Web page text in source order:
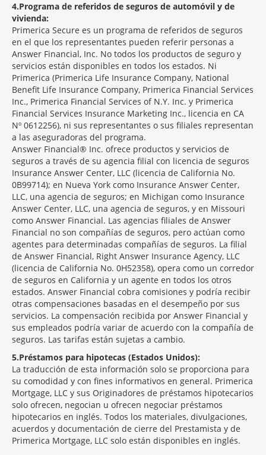
4 Programa de referidos de seguros de automóvil y de
vivienda:
Primerica Secure es un programa de referidos de seguros
en el que los representantes pueden referir personas a
Answer Financial, Inc. No todos los productos de seguro y
servicios están disponibles en todos los estados. Ni
Primerica (Primerica Life Insurance Company, National
Benefit Life Insurance Company, Primerica Financial Services
Inc., Primerica Financial Services of N.Y. Inc. y Primerica
Financial Services Insurance Marketing Inc., licencia en CA
Nº 0612256), ni sus representantes o sus filiales representan
a las aseguradoras del programa.
Answer Financial® Inc. ofrece productos y servicios de
seguros a través de su agencia filial con licencia de seguros
Insurance Answer Center, LLC (licencia de California No.
0B99714); en Nueva York como Insurance Answer Center,
LLC, una agencia de seguros; en Michigan como Insurance
Answer Center, LLC, una agencia de seguros, y en Missouri
como Answer Financial. Las agencias filiales de Answer
Financial no son compañías de seguros, pero actúan como
agentes para determinadas compañías de seguros. La filial
de Answer Financial, Right Answer Insurance Agency, LLC
(licencia de California No. 0H52358), opera como un corredor
de seguros en California y un agente en todos los otros
estados. Answer Financial cobra comisiones y podría recibir
otras compensaciones basadas en el desempeño por sus
servicios. La compensación recibida por Answer Financial y
sus empleados podría variar de acuerdo con la compañía de
seguros. Las tarifas están sujetas a cambio.
5 Préstamos para hipotecas (Estados Unidos):
La traducción de esta información solo se proporciona para
su comodidad y con fines informativos en general. Primerica
Mortgage, LLC y sus Originadores de préstamos hipotecarios
solo ofrecen, negocian u ofrecen negociar préstamos
hipotecarios en inglés. Todos los materiales, divulgaciones,
acuerdos y documentación de cierre del Prestamista y de
Primerica Mortgage, LLC solo están disponibles en inglés.